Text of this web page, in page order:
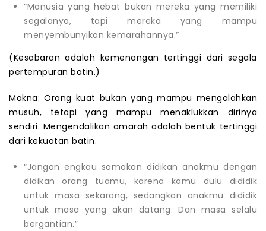
“Manusia yang hebat bukan mereka yang memiliki
segalanya, tapi mereka yang mampu
menyembunyikan kemarahannya.”
(Kesabaran adalah kemenangan tertinggi dari segala
pertempuran batin.)
Makna: Orang kuat bukan yang mampu mengalahkan
musuh, tetapi yang mampu menaklukkan dirinya
sendiri. Mengendalikan amarah adalah bentuk tertinggi
dari kekuatan batin.
“Jangan engkau samakan didikan anakmu dengan
didikan orang tuamu, karena kamu dulu dididik
untuk masa sekarang, sedangkan anakmu dididik
untuk masa yang akan datang. Dan masa selalu
bergantian.”